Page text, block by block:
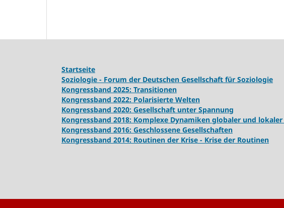
Startseite
Soziologie - Forum der Deutschen Gesellschaft für Soziologie
Kongressband 2025: Transitionen
Kongressband 2022: Polarisierte Welten
Kongressband 2020: Gesellschaft unter Spannung
Kongressband 2018: Komplexe Dynamiken globaler und
Kongressband 2016: Geschlossene Gesellschaften
Kongressband 2014: Routinen der Krise - Krise der Routinen